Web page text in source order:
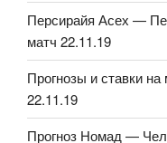
Персирайя Асех —
матч 22.11.19
Прогнозы и ставки
22.11.19
Прогноз Номад —